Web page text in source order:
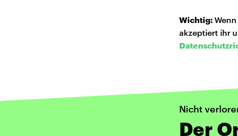
Wichtig:
akzeptiert ihr
Nicht
Der